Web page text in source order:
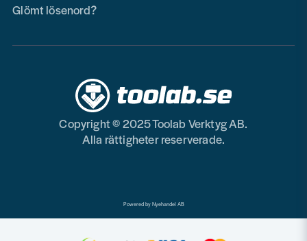
Glömt lösenord?
Copyright © 2025 Toolab Verktyg AB.
Alla rättigheter reserverade.
Powered by Nyehandel AB